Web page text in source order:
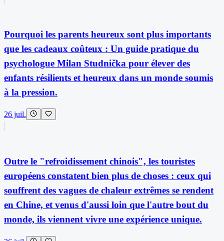
Pourquoi les parents heureux sont plus importants
que les cadeaux coûteux : Un guide pratique du
psychologue Milan Studnička pour élever des
enfants résilients et heureux dans un monde soumis
à la pression.
26 juil.
Outre le "refroidissement chinois", les touristes
européens constatent bien plus de choses : ceux qui
souffrent des vagues de chaleur extrêmes se rendent
en Chine, et venus d'aussi loin que l'autre bout du
monde, ils viennent vivre une expérience unique.